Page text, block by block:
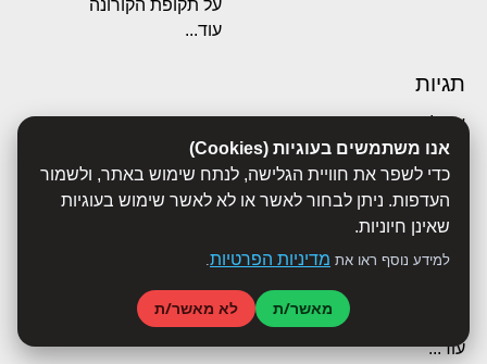
אנו משתמשים בעוגיות (Cookies)
כדי לשפר את חוויית הגלישה, לנתח שימוש באתר, ולשמור
העדפות. ניתן לבחור לאשר או לא לאשר שימוש בעוגיות
שאינן חיוניות.
למידע נוסף ראו את מדיניות הפרטיות.
מאשר/ת לא מאשר/ת
על תקופת הקורונה
עוד...
תגיות
אבולוציה
אכסדרה
אנשים
ביוגרפיות
ביולוגיה
ג'רונימו סטילטון
עוד...